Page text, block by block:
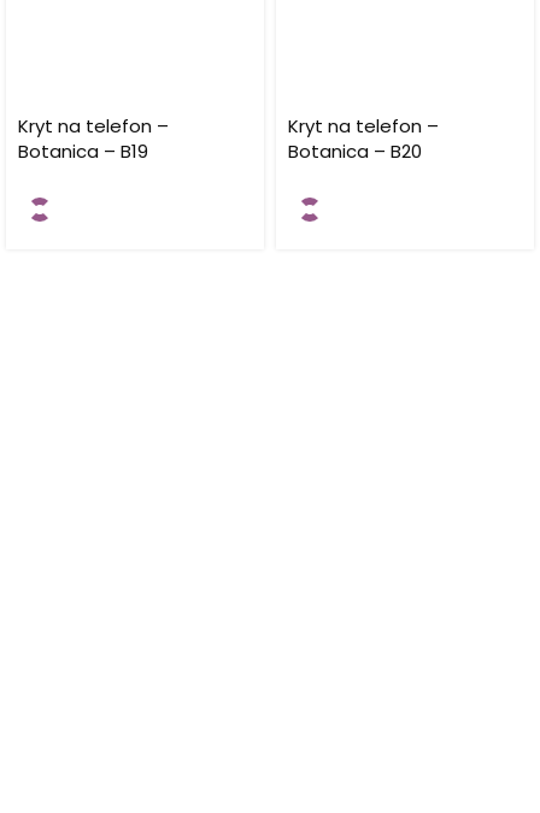
Kryt na telefon –
Botanica – B19
Kryt na telefon –
Botanica – B20